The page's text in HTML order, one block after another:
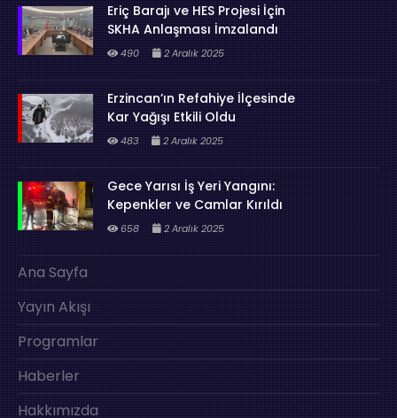
Eriç Barajı ve HES Projesi İçin
SKHA Anlaşması İmzalandı
490 2 Aralık 2025
Erzincan’ın Refahiye İlçesinde
Kar Yağışı Etkili Oldu
483 2 Aralık 2025
Gece Yarısı İş Yeri Yangını:
Kepenkler ve Camlar Kırıldı
658 2 Aralık 2025
Ana Sayfa
Yayın Akışı
Programlar
Haberler
Hakkımızda